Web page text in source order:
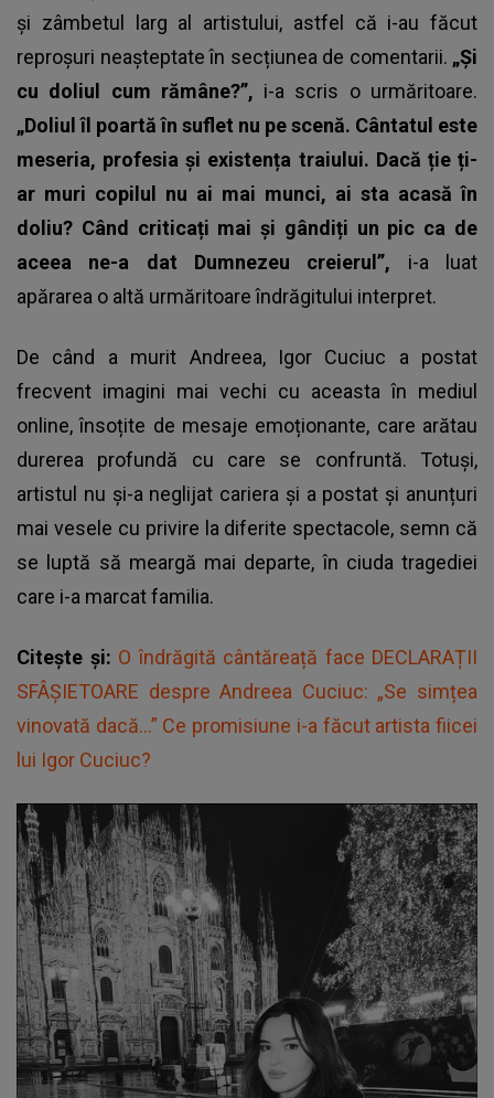
și zâmbetul larg al artistului, astfel că i-au făcut
reproșuri neașteptate în secțiunea de comentarii. „Și
cu doliul cum rămâne?”, i-a scris o urmăritoare.
„Doliul îl poartă în suflet nu pe scenă. Cântatul este
meseria, profesia și existența traiului. Dacă ție ți-
ar muri copilul nu ai mai munci, ai sta acasă în
doliu? Când criticați mai și gândiți un pic ca de
aceea ne-a dat Dumnezeu creierul”, i-a luat
apărarea o altă urmăritoare îndrăgitului interpret.
De când a murit Andreea, Igor Cuciuc a postat
frecvent imagini mai vechi cu aceasta în mediul
online, însoțite de mesaje emoționante, care arătau
durerea profundă cu care se confruntă. Totuși,
artistul nu și-a neglijat cariera și a postat și anunțuri
mai vesele cu privire la diferite spectacole, semn că
se luptă să meargă mai departe, în ciuda tragediei
care i-a marcat familia.
Citește și: O îndrăgită cântăreață face DECLARAȚII
SFÂȘIETOARE despre Andreea Cuciuc: „Se simțea
vinovată dacă...” Ce promisiune i-a făcut artista fiicei
lui Igor Cuciuc?